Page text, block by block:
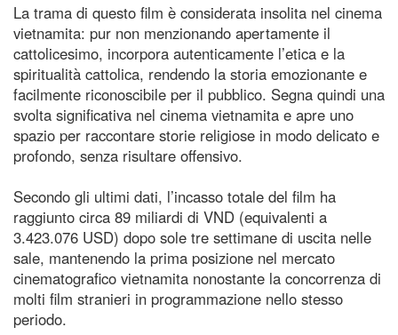
La trama di questo film è considerata insolita nel cinema
vietnamita: pur non menzionando apertamente il
cattolicesimo, incorpora autenticamente l’etica e la
spiritualità cattolica, rendendo la storia emozionante e
facilmente riconoscibile per il pubblico. Segna quindi una
svolta significativa nel cinema vietnamita e apre uno
spazio per raccontare storie religiose in modo delicato e
profondo, senza risultare offensivo.
Secondo gli ultimi dati, l’incasso totale del film ha
raggiunto circa 89 miliardi di VND (equivalenti a
3.423.076 USD) dopo sole tre settimane di uscita nelle
sale, mantenendo la prima posizione nel mercato
cinematografico vietnamita nonostante la concorrenza di
molti film stranieri in programmazione nello stesso
periodo.